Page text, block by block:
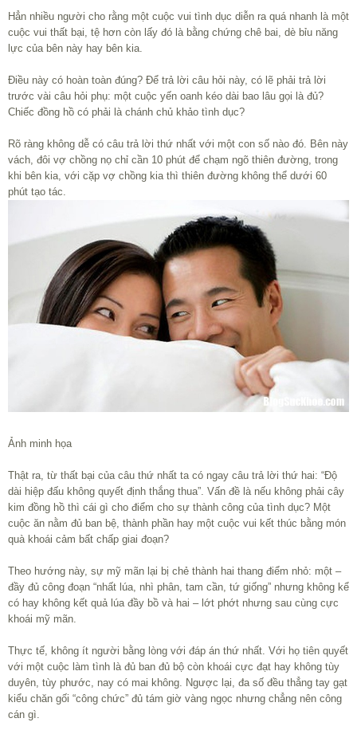
Hẳn nhiều người cho rằng một cuộc vui tình dục diễn ra quá nhanh là một
cuộc vui thất bại, tệ hơn còn lấy đó là bằng chứng chê bai, dè bỉu năng
lực của bên này hay bên kia.
Điều này có hoàn toàn đúng? Để trả lời câu hỏi này, có lẽ phải trả lời
trước vài câu hỏi phụ: một cuộc yến oanh kéo dài bao lâu gọi là đủ?
Chiếc đồng hồ có phải là chánh chủ khảo tình dục?
Rõ ràng không dễ có câu trả lời thứ nhất với một con số nào đó. Bên này
vách, đôi vợ chồng nọ chỉ cần 10 phút để chạm ngõ thiên đường, trong
khi bên kia, với cặp vợ chồng kia thì thiên đường không thể dưới 60
phút tạo tác.
Ảnh minh họa
Thật ra, từ thất bại của câu thứ nhất ta có ngay câu trả lời thứ hai: “Độ
dài hiệp đấu không quyết định thắng thua”. Vấn đề là nếu không phải cây
kim đồng hồ thì cái gì cho điểm cho sự thành công của tình dục? Một
cuộc ăn nằm đủ ban bệ, thành phần hay một cuộc vui kết thúc bằng món
quà khoái cảm bất chấp giai đoạn?
Theo hướng này, sự mỹ mãn lại bị chẻ thành hai thang điểm nhỏ: một –
đầy đủ công đoạn “nhất lúa, nhì phân, tam cần, tứ giống” nhưng không kể
có hay không kết quả lúa đầy bồ và hai – lớt phớt nhưng sau cùng cực
khoái mỹ mãn.
Thực tế, không ít người bằng lòng với đáp án thứ nhất. Với họ tiên quyết
với một cuộc làm tình là đủ ban đủ bộ còn khoái cực đạt hay không tùy
duyên, tùy phước, nay có mai không. Ngược lại, đa số đều thẳng tay gạt
kiểu chăn gối “công chức” đủ tám giờ vàng ngọc nhưng chẳng nên công
cán gì.